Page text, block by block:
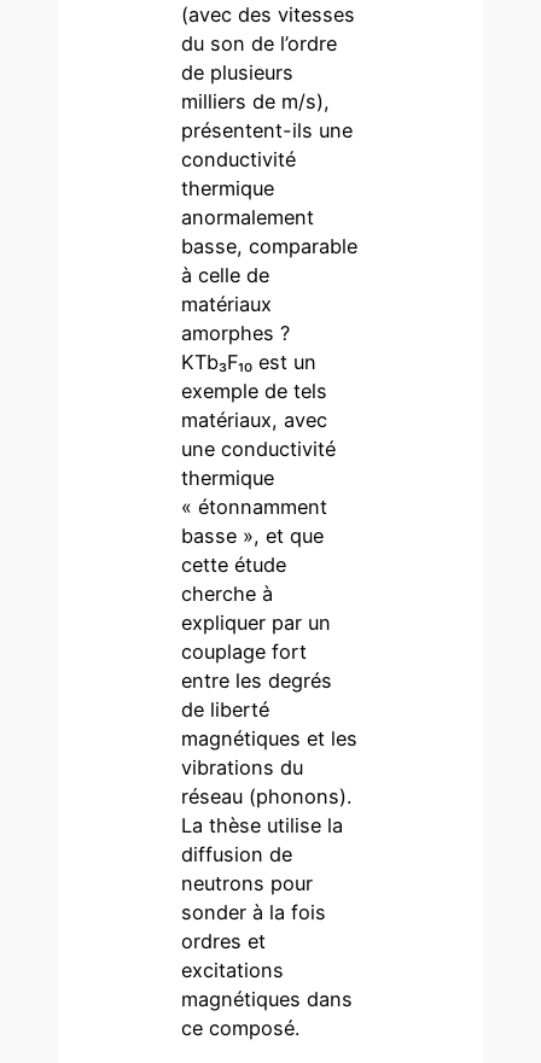
(avec des vitesses
du son de l’ordre
de plusieurs
milliers de m/s),
présentent-ils une
conductivité
thermique
anormalement
basse, comparable
à celle de
matériaux
amorphes ?
KTb₃F₁₀ est un
exemple de tels
matériaux, avec
une conductivité
thermique
« étonnamment
basse », et que
cette étude
cherche à
expliquer par un
couplage fort
entre les degrés
de liberté
magnétiques et les
vibrations du
réseau (phonons).
La thèse utilise la
diffusion de
neutrons pour
sonder à la fois
ordres et
excitations
magnétiques dans
ce composé.